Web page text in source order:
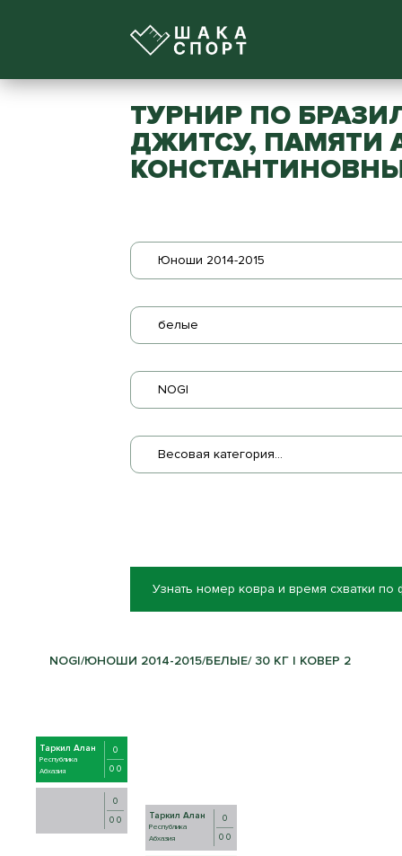
ТУРНИР ПО
ДЖИТСУ, ПАМЯТИ
Юноши 2014-2015
белые
NOGI
Весовая категория...
Узнать номер ковра и время схватки по
NOGI/ЮНОШИ 2014-2015/БЕЛЫЕ/ 30 КГ | КОВЕР 2
Таркил Алан
Республика
Абхазия
0
0 0
0
0 0
Таркил Алан
Республика
Абхазия
0
0 0